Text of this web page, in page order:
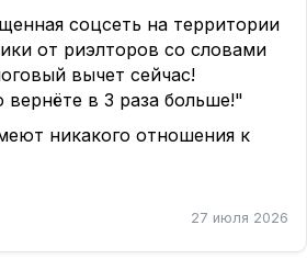
соцсеть на территории
от риэлторов со словами
вычет сейчас!
в 3 раза больше!"
никакого отношения к
исходя из лимита вычета
когда было приобретено
27 июля 2026